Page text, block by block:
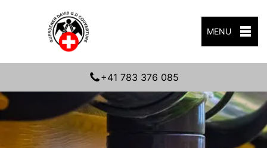
MENU
+41 783 376 085